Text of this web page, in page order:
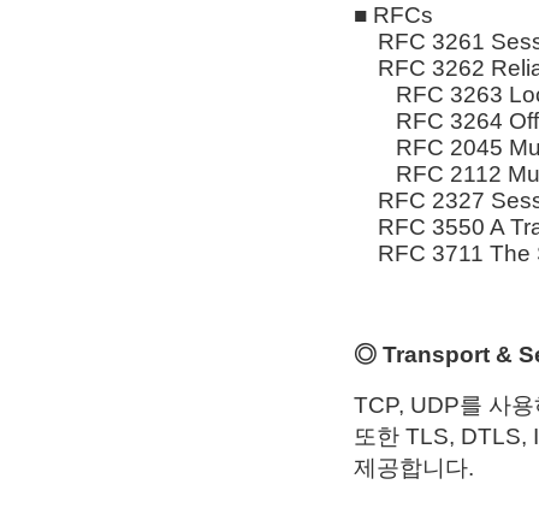
■ RFCs
RFC 3261
RFC 3262
RFC 3263
RFC 3264
RFC 2045
RFC 2112
RFC 2327
RFC 3550 A
RFC 3711 The
◎ Transport &
TCP, UDP를 사
또한 TLS, DTLS,
제공합니다.